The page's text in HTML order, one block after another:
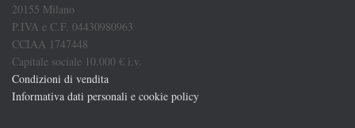
20155 Milano
P.IVA e C.F. 04430980963
CCIAA 1747448
Capitale sociale 10.000 € i.v.
Condizioni di vendita
Informativa dati personali e cookie policy